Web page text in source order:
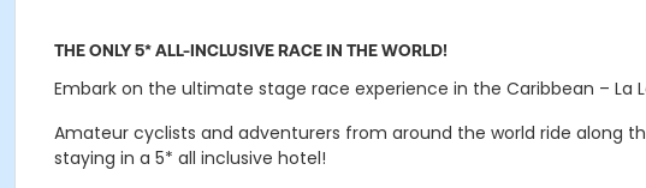
THE ONLY 5* ALL-INCLUSIVE RACE IN THE WORLD!
Embark on the ultimate stage race experience in the Caribbean – La
Amateur cyclists and adventurers from around the world ride along
staying in a 5* all inclusive hotel!